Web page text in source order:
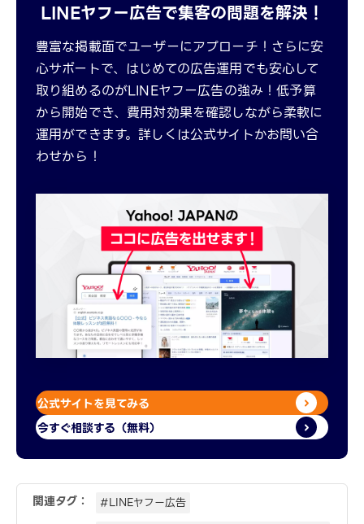
LINEヤフー広告で集客の問題を解決！
豊富な掲載面でユーザーにアプローチ！さらに安
心サポートで、はじめての広告運用でも安心して
取り組めるのがLINEヤフー広告の強み！低予算
から開始でき、費用対効果を確認しながら柔軟に
運用ができます。詳しくは公式サイトかお問い合
わせから！
公式サイトを見てみる
今すぐ相談する（無料）
関連タグ：
#LINEヤフー広告